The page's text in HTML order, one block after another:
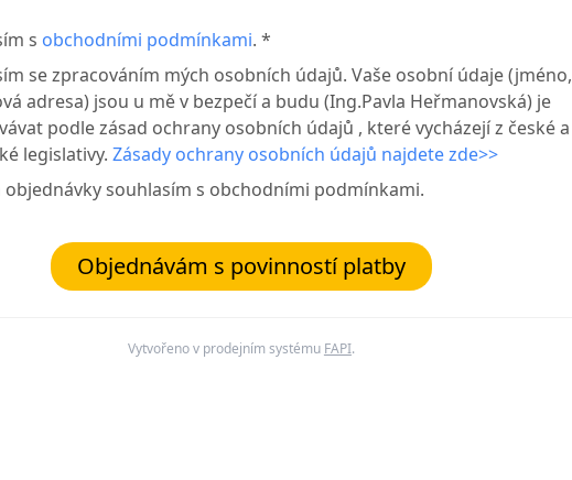
s obchodními podmínkami. *
se zpracováním mých osobních údajů. Vaše osobní údaje (jméno,
adresa) jsou u mě v bezpečí a budu (Ing.Pavla Heřmanovská) je
podle zásad ochrany osobních údajů , které vycházejí z české a
legislativy. Zásady ochrany osobních údajů najdete zde>>
objednávky souhlasím s obchodními podmínkami.
Objednávám s povinností platby
Vytvořeno v prodejním systému FAPI.